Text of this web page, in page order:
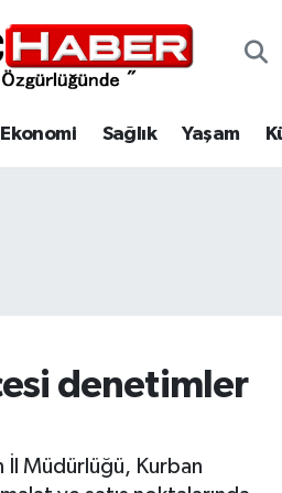
Ekonomi Sağlık Yaşam
denetimler
İl Müdürlüğü, Kurban